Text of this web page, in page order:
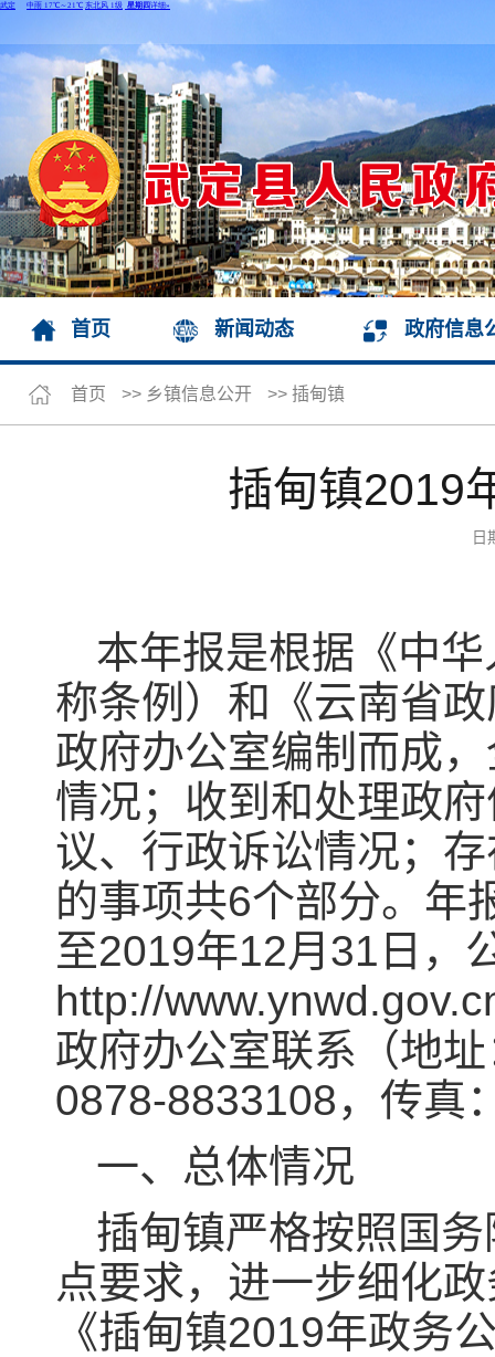
首页 新闻动态 政府信息
首页 >> 乡镇信息公开 >> 插甸镇
插甸镇2019
日
本年报是根据《中
称条例）和《云南省
政府办公室编制而成
情况；收到和处理政
议、行政诉讼情况；
的事项共6个部分。年
至2019年12月31日，
http://
政府办公室联系（地
0878-8833108，传真
一、总体情况
插甸镇严格按照国
点要求，进一步细化
《插甸镇2019年政务